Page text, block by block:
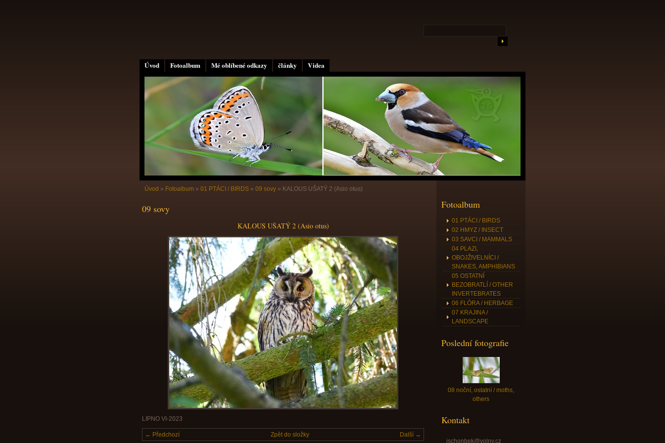
Úvod Fotoalbum Mé oblíbené odkazy články Videa
Úvod » Fotoalbum » 01 PTÁCI / BIRDS » 09 sovy » KALOUS UŠATÝ 2 (Asio otus)
09 sovy
KALOUS UŠATÝ 2 (Asio otus)
LIPNO VI-2023
← Předchozí Další →
Zpět do složky
Fotoalbum
01 PTÁCI / BIRDS
02 HMYZ / INSECT
03 SAVCI / MAMMALS
04 PLAZI,
OBOJŽIVELNÍCI /
SNAKES, AMPHIBIANS
05 OSTATNÍ
BEZOBRATLÍ / OTHER
INVERTEBRATES
06 FLÓRA / HERBAGE
07 KRAJINA /
LANDSCAPE
Poslední fotografie
08 noční, ostatní / moths,
others
Kontakt
jschonbek@volny.cz